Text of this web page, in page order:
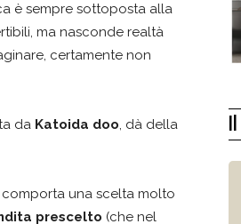
è sempre sottoposta alla
ma nasconde realtà
certamente non
da Katoida doo, dà della
una scelta molto
prescelto (che nel